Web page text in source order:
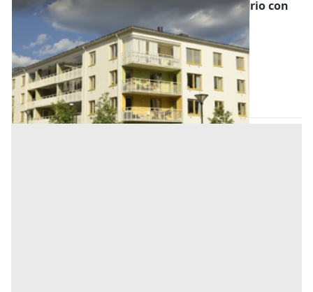
Asta Fabbricato residenziale in stato precario con
garage e deposito
Codevigo (Padova)
Offerta minima
19.500 € 26.000 €
Codice asta: f5872752
16/11/2026